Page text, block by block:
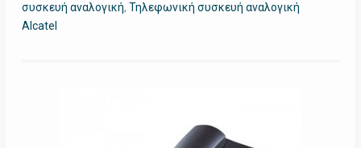
συσκευή αναλογική, Τηλεφωνική συσκευή αναλογική
Alcatel